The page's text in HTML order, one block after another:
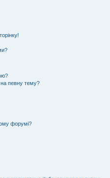
на певну тему?
форумі?